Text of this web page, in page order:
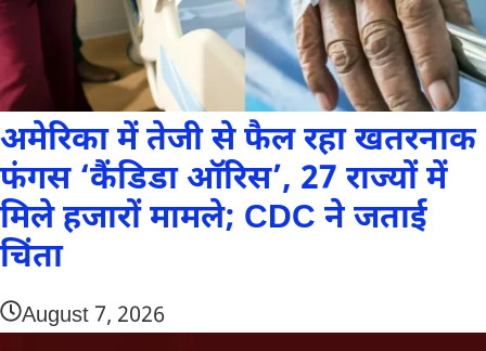
अमेरिका में तेजी से फैल रहा खतरनाक
फंगस ‘कैंडिडा ऑरिस’, 27 राज्यों में
मिले हजारों मामले; CDC ने जताई
चिंता
August 7, 2026